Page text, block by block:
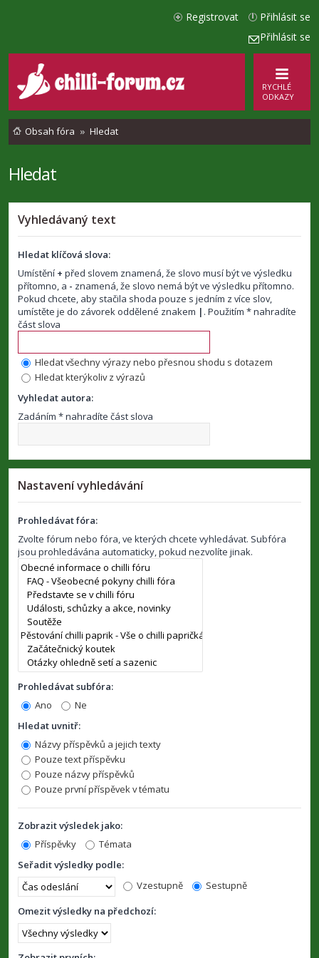
Přihlásit se
Přihlásit se
Registrovat
RYCHLÉ
ODKAZY
Obsah fóra Hledat
Hledat
Vyhledávaný text
Hledat klíčová slova:
Umístění + před slovem znamená, že slovo musí být ve výsledku
přítomno, a - znamená, že slovo nemá být ve výsledku přítomno.
Pokud chcete, aby stačila shoda pouze s jedním z více slov,
umístěte je do závorek oddělené znakem | . Použitím * nahradíte
část slova
Hledat všechny výrazy nebo přesnou shodu s dotazem
Hledat kterýkoliv z výrazů
Vyhledat autora:
Zadáním * nahradíte část slova
Nastavení vyhledávání
Prohledávat fóra:
Zvolte fórum nebo fóra, ve kterých chcete vyhledávat. Subfóra
jsou prohledávána automaticky, pokud nezvolíte jinak.
Prohledávat subfóra:
Ano
Ne
Hledat uvnitř:
Názvy příspěvků a jejich texty
Pouze text příspěvku
Pouze názvy příspěvků
Pouze první příspěvek v tématu
Zobrazit výsledek jako:
Příspěvky
Témata
Seřadit výsledky podle:
Vzestupně
Sestupně
Omezit výsledky na předchozí: